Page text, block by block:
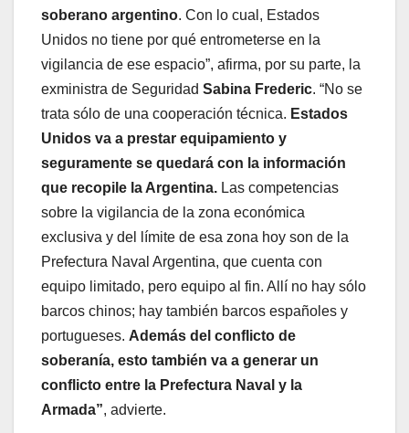
soberano argentino. Con lo cual, Estados
Unidos no tiene por qué entrometerse en la
vigilancia de ese espacio”, afirma, por su parte, la
exministra de Seguridad Sabina Frederic. “No se
trata sólo de una cooperación técnica. Estados
Unidos va a prestar equipamiento y
seguramente se quedará con la información
que recopile la Argentina. Las competencias
sobre la vigilancia de la zona económica
exclusiva y del límite de esa zona hoy son de la
Prefectura Naval Argentina, que cuenta con
equipo limitado, pero equipo al fin. Allí no hay sólo
barcos chinos; hay también barcos españoles y
portugueses. Además del conflicto de
soberanía, esto también va a generar un
conflicto entre la Prefectura Naval y la
Armada”, advierte.